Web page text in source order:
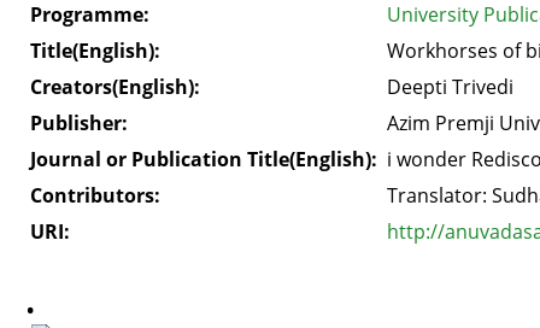
Programme:
University
Title(English):
Workhorses of
Creators(English):
Deepti Trivedi
Publisher:
Azim Premji
Journal or Publication Title(English): i wonder
Contributors:
Translator:
URI:
http://
.